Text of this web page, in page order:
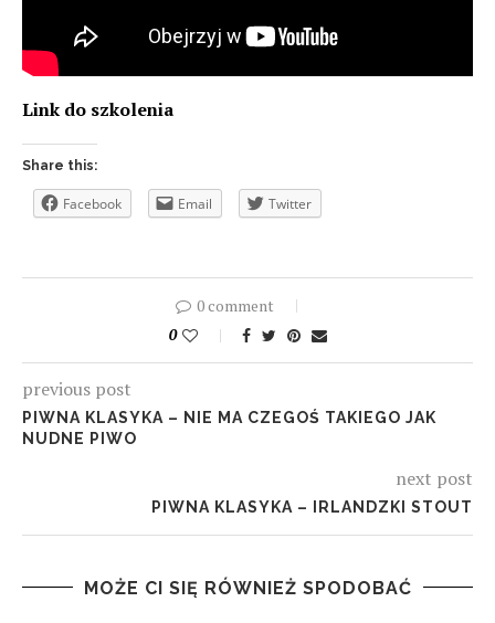
Link do szkolenia
Share this:
Facebook Email Twitter
0 comment
0
previous post
PIWNA KLASYKA – NIE MA CZEGOŚ TAKIEGO JAK
NUDNE PIWO
next post
PIWNA KLASYKA – IRLANDZKI STOUT
MOŻE CI SIĘ RÓWNIEŻ SPODOBAĆ